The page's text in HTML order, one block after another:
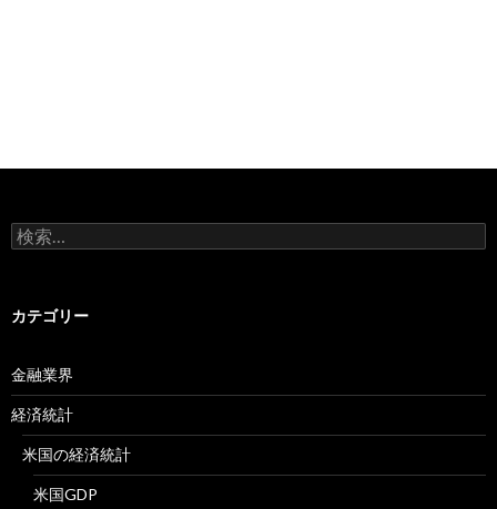
検
索:
カテゴリー
金融業界
経済統計
米国の経済統計
米国GDP